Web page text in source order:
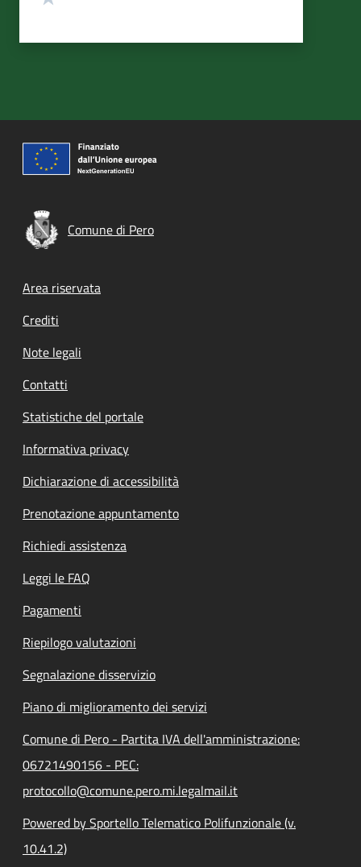
Comune di Pero
Footer menu
Area riservata
Crediti
Note legali
Contatti
Statistiche del portale
Informativa privacy
Dichiarazione di accessibilità
Prenotazione appuntamento
Richiedi assistenza
Leggi le FAQ
Pagamenti
Riepilogo valutazioni
Segnalazione disservizio
Piano di miglioramento dei servizi
Comune di Pero - Partita IVA dell'amministrazione:
06721490156 - PEC:
protocollo@comune.pero.mi.legalmail.it
Powered by Sportello Telematico Polifunzionale (v.
10.41.2)